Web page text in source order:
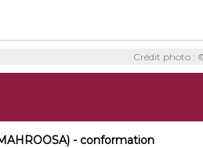
Crédit photo :
- conformation